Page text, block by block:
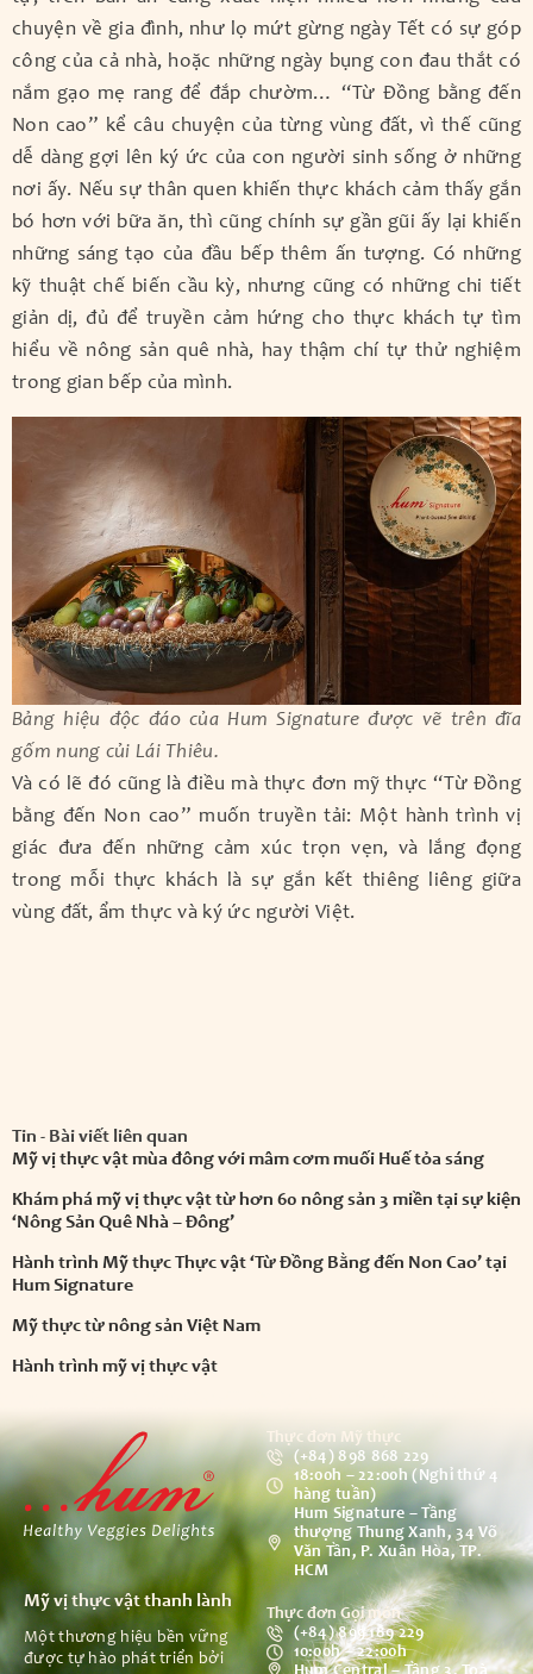
chuyện về gia đình, như lọ mứt gừng ngày Tết có sự góp
công của cả nhà, hoặc những ngày bụng con đau thắt có
nắm gạo mẹ rang để đắp chườm… “Từ Đồng bằng đến
Non cao” kể câu chuyện của từng vùng đất, vì thế cũng
dễ dàng gợi lên ký ức của con người sinh sống ở những
nơi ấy. Nếu sự thân quen khiến thực khách cảm thấy gắn
bó hơn với bữa ăn, thì cũng chính sự gần gũi ấy lại khiến
những sáng tạo của đầu bếp thêm ấn tượng. Có những
kỹ thuật chế biến cầu kỳ, nhưng cũng có những chi tiết
giản dị, đủ để truyền cảm hứng cho thực khách tự tìm
hiểu về nông sản quê nhà, hay thậm chí tự thử nghiệm
trong gian bếp của mình.
Bảng hiệu độc đáo của Hum Signature được vẽ trên đĩa
gốm nung củi Lái Thiêu.
Và có lẽ đó cũng là điều mà thực đơn mỹ thực “Từ Đồng
bằng đến Non cao” muốn truyền tải: Một hành trình vị
giác đưa đến những cảm xúc trọn vẹn, và lắng đọng
trong mỗi thực khách là sự gắn kết thiêng liêng giữa
vùng đất, ẩm thực và ký ức người Việt.
Tin - Bài viết liên quan
Mỹ vị thực vật mùa đông với mâm cơm muối Huế tỏa sáng
Khám phá mỹ vị thực vật từ hơn 60 nông sản 3 miền tại sự kiện
‘Nông Sản Quê Nhà – Đông’
Hành trình Mỹ thực Thực vật ‘Từ Đồng Bằng đến Non Cao’ tại
Hum Signature
Mỹ thực từ nông sản Việt Nam
Hành trình mỹ vị thực vật
Mỹ vị thực vật thanh lành
Một thương hiệu bền vững
được tự hào phát triển bởi
Thực đơn Mỹ thực
(+84) 898 868 229
18:00h – 22:00h (Nghỉ thứ 4
hàng tuần)
Hum Signature – Tầng
thượng Thung Xanh, 34 Võ
Văn Tần, P. Xuân Hòa, TP.
HCM
Thực đơn Gọi món
(+84) 899 189 229
10:00h – 22:00h